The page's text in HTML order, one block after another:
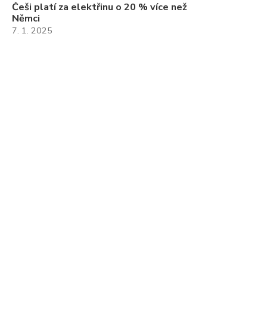
Češi platí za elektřinu o 20 % více než
Němci
7. 1. 2025